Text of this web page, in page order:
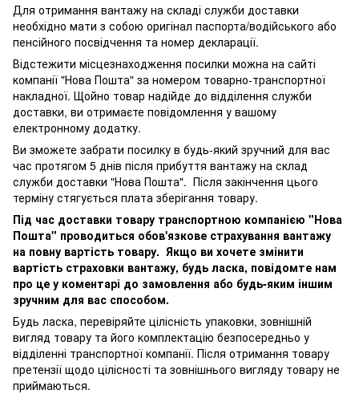
Для отримання вантажу на складі служби доставки
необхідно мати з собою оригінал паспорта/водійського або
пенсійного посвідчення та номер декларації.
Відстежити місцезнаходження посилки можна на сайті
компанії "Нова Пошта" за номером товарно-транспортної
накладної. Щойно товар надійде до відділення служби
доставки, ви отримаєте повідомлення у вашому
електронному додатку.
Ви зможете забрати посилку в будь-який зручний для вас
час протягом 5 днів після прибуття вантажу на склад
служби доставки "Нова Пошта". Після закінчення цього
терміну стягується плата зберігання товару.
Під час доставки товару транспортною компанією "Нова
Пошта" проводиться обов'язкове страхування вантажу
на повну вартість товару. Якщо ви хочете змінити
вартість страховки вантажу, будь ласка, повідомте нам
про це у коментарі до замовлення або будь-яким іншим
зручним для вас способом.
Будь ласка, перевіряйте цілісність упаковки, зовнішній
вигляд товару та його комплектацію безпосередньо у
відділенні транспортної компанії. Після отримання товару
претензії щодо цілісності та зовнішнього вигляду товару не
приймаються.